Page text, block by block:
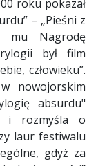
roku pokazał
– „Pieśni z
mu Nagrodę
był film
człowieku”.
nowojorskim
absurdu"
i rozmyśla o
laur festiwalu
gdyż za